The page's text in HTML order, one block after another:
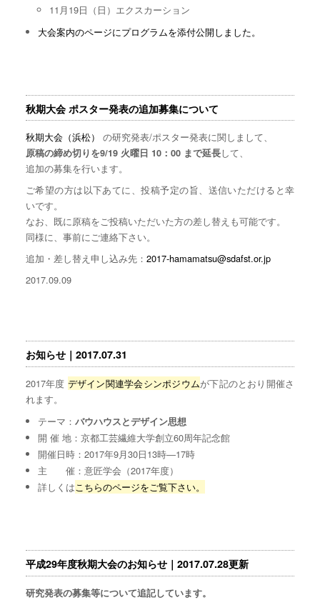
11月19日（日）エクスカーション
大会案内のページにプログラムを添付公開しました。
秋期大会 ポスター発表の追加募集について
秋期大会（浜松） の研究発表/ポスター発表に関しまして、
原稿の締め切りを9/19 火曜日 10：00 まで延長して、
追加の募集を行います。
ご希望の方は以下あてに、投稿予定の旨、送信いただけると幸
いです。
なお、既に原稿をご投稿いただいた方の差し替えも可能です。
同様に、事前にご連絡下さい。
追加・差し替え申し込み先： 2017-hamamatsu@sdafst.or.jp
2017.09.09
お知らせ｜2017.07.31
2017年度 デザイン関連学会シンポジウムが下記のとおり開催さ
れます。
テーマ：バウハウスとデザイン思想
開 催 地：京都工芸繊維大学創立60周年記念館
開催日時：2017年9月30日13時―17時
主 催：意匠学会（2017年度）
詳しくはこちらのページをご覧下さい。
平成29年度秋期大会のお知らせ｜2017.07.28更新
研究発表の募集等について追記しています。